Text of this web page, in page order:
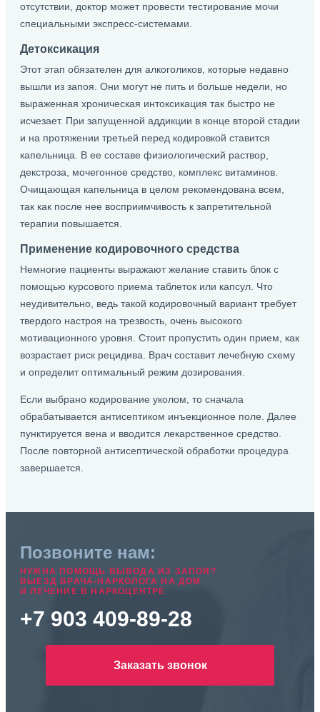
отсутствии, доктор может провести тестирование мочи
специальными экспресс-системами.
Детоксикация
Этот этап обязателен для алкоголиков, которые недавно
вышли из запоя. Они могут не пить и больше недели, но
выраженная хроническая интоксикация так быстро не
исчезает. При запущенной аддикции в конце второй стадии
и на протяжении третьей перед кодировкой ставится
капельница. В ее составе физиологический раствор,
декстроза, мочегонное средство, комплекс витаминов.
Очищающая капельница в целом рекомендована всем,
так как после нее восприимчивость к запретительной
терапии повышается.
Применение кодировочного средства
Немногие пациенты выражают желание ставить блок с
помощью курсового приема таблеток или капсул. Что
неудивительно, ведь такой кодировочный вариант требует
твердого настроя на трезвость, очень высокого
мотивационного уровня. Стоит пропустить один прием, как
возрастает риск рецидива. Врач составит лечебную схему
и определит оптимальный режим дозирования.
Если выбрано кодирование уколом, то сначала
обрабатывается антисептиком инъекционное поле. Далее
пунктируется вена и вводится лекарственное средство.
После повторной антисептической обработки процедура
завершается.
Позвоните нам:
НУЖНА ПОМОЩЬ ВЫВОДА ИЗ ЗАПОЯ?
ВЫЕЗД ВРАЧА-НАРКОЛОГА НА ДОМ
И ЛЕЧЕНИЕ В НАРКОЦЕНТРЕ
+7 903 409-89-28
Заказать звонок